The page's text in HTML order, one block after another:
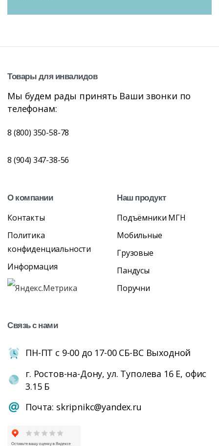
Товарыдля инвалидов
Мы будем рады принять Ваши звонки по
телефонам:
8 (800) 350-58-78
8 (904) 347-38-56
Окомпании
Контакты
Политика
конфиденциальности
Информация
Наш продукт
Подъёмники МГН
Мобильные
Грузовые
Пандусы
Поручни
Связьснами
ПН-ПТ с 9-00 до 17-00 СБ-ВС Выходной
г. Ростов-на-Дону, ул. Туполева 16 Е, офис
3.15 Б
Почта: skripnikc@yandex.ru